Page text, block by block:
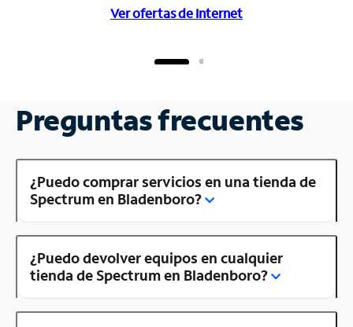
Ver ofertas de Internet
Preguntas frecuentes
¿Puedo comprar servicios en una tienda de
Spectrum en Bladenboro?
¿Puedo devolver equipos en cualquier
tienda de Spectrum en Bladenboro?